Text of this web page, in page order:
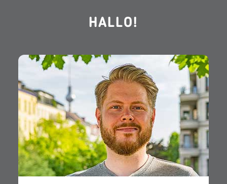
HALLO!